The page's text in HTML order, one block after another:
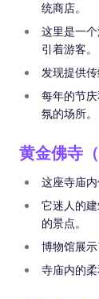
统商店。
这里是一
引着游客。
发现提供
每年的节
氛的场所。
黄金佛寺
这座寺庙内
它迷人的
的景点。
博物馆展示
寺庙内的柔